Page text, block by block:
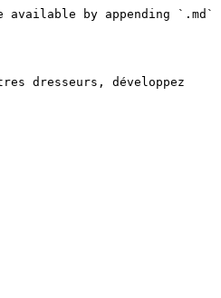
by appending `.md`
dresseurs, développez